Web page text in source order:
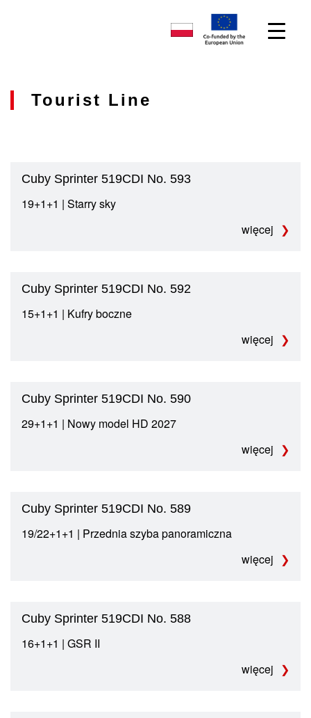
Tourist Line
Cuby Sprinter 519CDI No. 593
19+1+1 | Starry sky
więcej
Cuby Sprinter 519CDI No. 592
15+1+1 | Kufry boczne
więcej
Cuby Sprinter 519CDI No. 590
29+1+1 | Nowy model HD 2027
więcej
Cuby Sprinter 519CDI No. 589
19/22+1+1 | Przednia szyba panoramiczna
więcej
Cuby Sprinter 519CDI No. 588
16+1+1 | GSR II
więcej